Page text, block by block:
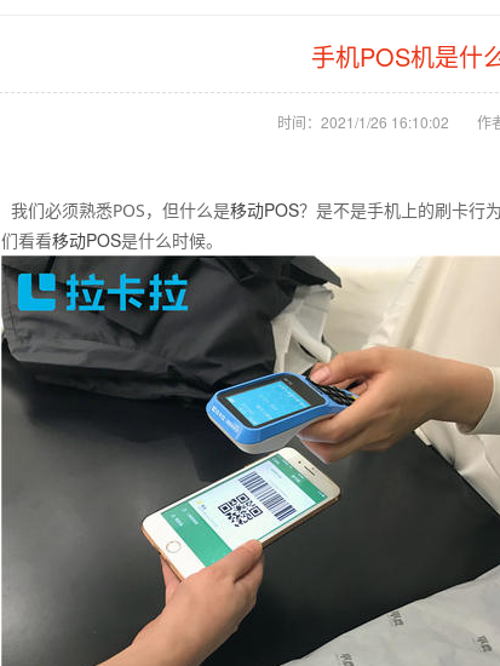
手机POS机是什
时间：2021/1/26 16:10:02 作
我们必须熟悉POS，但什么是移动POS？是不是手机上的刷卡行
们看看移动POS是什么时候。